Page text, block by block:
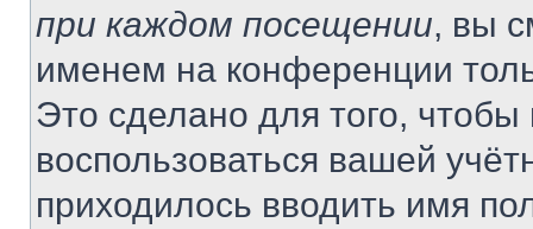
при каждом посещении, вы
именем на конференции
Это сделано для того, чтобы
воспользоваться вашей
приходилось вводить имя